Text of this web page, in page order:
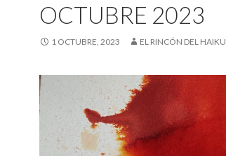
OCTUBRE 2023
1 OCTUBRE, 2023 EL RINCÓN DEL HAIKU